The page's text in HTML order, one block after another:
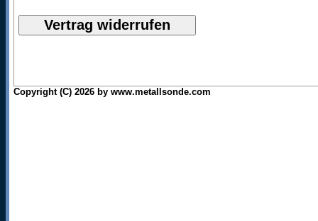
Copyright (C) 2026 by www.metallsonde.com